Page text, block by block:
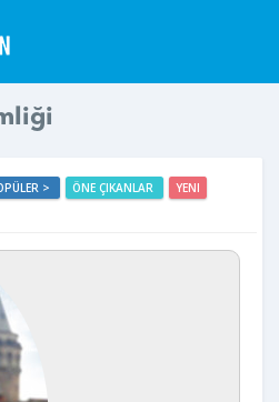
> ÖNE ÇIKANLAR
YENI